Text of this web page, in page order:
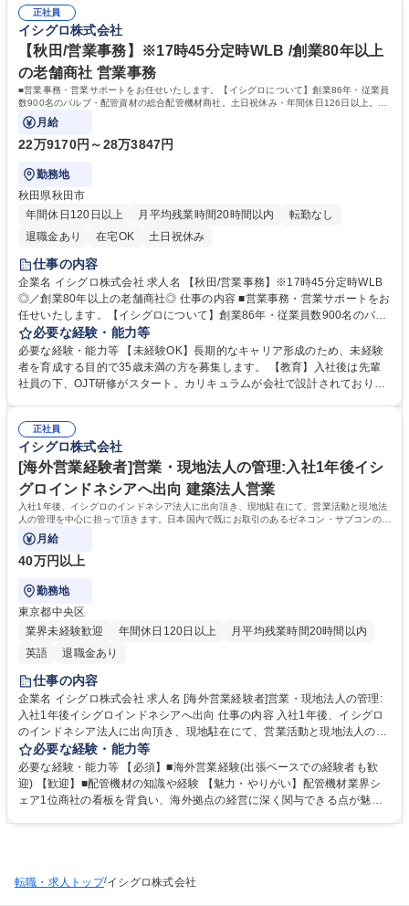
前向きな挑戦が歓迎される裁量のある環境です。 募集職種 【物流管理職
候補】早期の課長登用を想定／社会インフラを支える安定企業
ら支える貢献性の高い事業を展開しています。独自の物流網と強固な顧客
基盤を強みに安定成長を続けており、長期的なキャリアを築けます。現場
の声を大切にする社風であり、大きな裁量を持って業務改善に挑戦できる
やりがいのある環境です。 学歴・資格 学歴：大学院 大学 高専 短大 専修
学校 語学力： 資格：第一種運転免許普通自動車
正社員
イシグロ株式会社
【秋田/営業事務】※17時45分定時WLB /創業80年以上
の老舗商社 営業事務
■営業事務・営業サポートをお任せいたします。【イシグロについて】創業86年・従業員
数900名のバルブ・配管資材の総合配管機材商社。土日祝休み・年間休日126日以上。長
期的就業ができる環境です。
月給
22万9170円～28万3847円
勤務地
秋田県秋田市
年間休日120日以上
月平均残業時間20時間以内
転勤なし
退職金あり
在宅OK 土日祝休み
仕事の内容
企業名 イシグロ株式会社 求人名 【秋田/営業事務】※17時45分定時WLB
◎／創業80年以上の老舗商社◎ 仕事の内容 ■営業事務・営業サポートをお
任せいたします。【イシグロについて】創業86年・従業員数900名のバル
ブ・配管資材の総合配管機材商社。土日祝休み・年間休日126日以上。長
期的就業ができる環境です。 【業務詳細】 ■受発注業務：社内システムを
使用し、電話/FAX/メールでの依頼を処理 ■見積書作成：顧客ニーズに合わ
せた正確な書類作成 ■営業サポート：電話応対や資料作成を通じた部門支
必要な経験・能力等
必要な経験・能力等 【未経験OK】長期的なキャリア形成のため、未経験
者を育成する目的で35歳未満の方を募集します。 【教育】入社後は先輩
社員の下、OJT研修がスタート。カリキュラムが会社で設計されており、
力】安定した経営・事業基盤のある会社で長く勤められる環境、転勤な
し、月平均残業時間14時間とワークライフバランス実現できます。 学
歴・資格 学歴：大学院 大学 高専 短大 専修学校 高校 語学力： 資格：
正社員
イシグロ株式会社
[海外営業経験者]営業・現地法人の管理:入社1年後イシ
グロインドネシアへ出向 建築法人営業
入社1年後、イシグロのインドネシア法人に出向頂き、現地駐在にて、営業活動と現地法
人の管理を中心に担って頂きます。日本国内で既にお取引のあるゼネコン・サブコンの現
地法人へのフォローから開始頂きます。
月給
40万円以上
勤務地
東京都中央区
業界未経験歓迎
年間休日120日以上
月平均残業時間20時間以内
英語
退職金あり
仕事の内容
企業名 イシグロ株式会社 求人名 [海外営業経験者]営業・現地法人の管理:
入社1年後イシグロインドネシアへ出向 仕事の内容 入社1年後、イシグロ
のインドネシア法人に出向頂き、現地駐在にて、営業活動と現地法人の管
理を中心に担って頂きます。日本国内で既にお取引のあるゼネコン・サブ
コンの現地法人へのフォローから開始頂きます。 【入社後は】業務の流れ
や商品知識などを覚えて頂く意味で、 東京本社で1年間、業務を行って頂
きます。 【1年経過以降は】既取引のある日系ゼネコン/サブコンへのルー
必要な経験・能力等
必要な経験・能力等 【必須】■海外営業経験(出張ベースでの経験者も歓
迎) 【歓迎】■配管機材の知識や経験 【魅力・やりがい】配管機材業界シ
ェア1位商社の看板を背負い、海外拠点の経営に深く関与できる点が魅
学歴：大学院 大学 高専 短大 専修学校 語学力：英語 資格：第一種運転免
転職・求人トップ/イシグロ株式会社